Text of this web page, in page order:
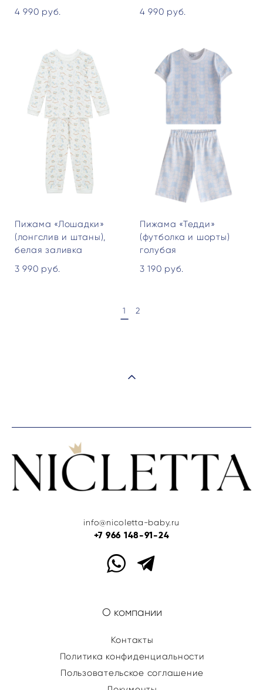
4 990 pуб.
4 990 pуб.
Пижама «Лошадки»
(лонгслив и штаны),
белая заливка
3 990 pуб.
Пижама «Тедди»
(футболка и шорты)
голубая
3 190 pуб.
1 2
info@nicoletta-baby.ru
+7 966 148-91-24
О компании
Контакты
Политика конфиденциальности
Пользовательское соглашение